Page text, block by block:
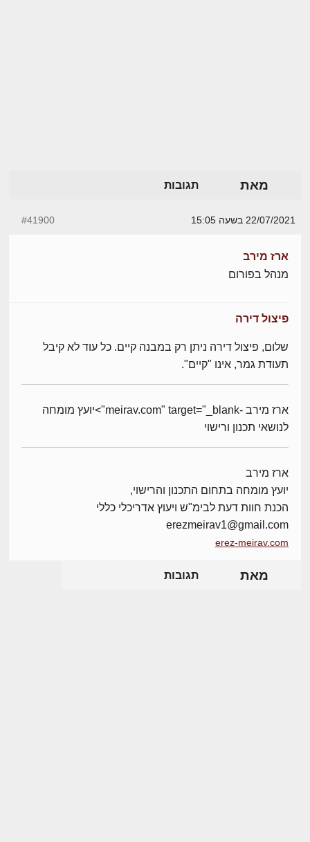
מאת תגובות
22/07/2021 בשעה 15:05 #41900
ארז מירב
מנהל בפורום
פיצול דירה
שלום, פיצול דירה ניתן רק במבנה קיים. כל עוד לא קיבל
תעודת גמר, אינו "קיים".
ארז מירב -meirav.com" target="_blank">יועץ מומחה
לנושאי תכנון ורישוי
ארז מירב
יועץ מומחה בתחום התכנון והרישוי,
הכנת חוות דעת לבימ"ש ויעוץ אדריכלי כללי
erezmeirav1@gmail.com
erez-meirav.com
מאת תגובות